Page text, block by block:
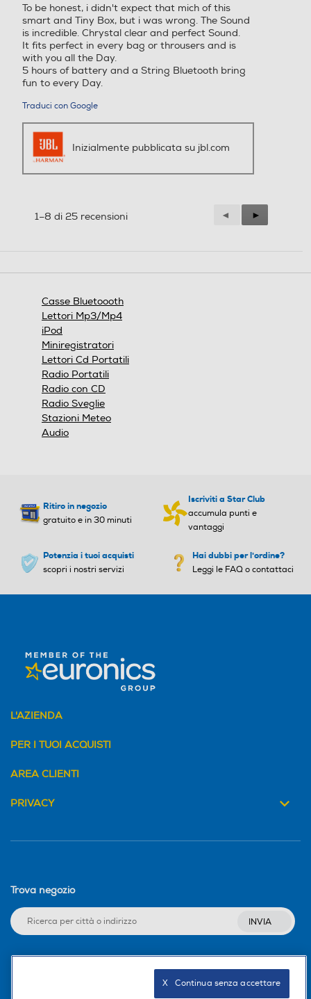
stelle.
To be honest, i didn't expect that mich of this
smart and Tiny Box, but i was wrong. The Sound
is incredible. Chrystal clear and perfect Sound.
It fits perfect in every bag or throusers and is
with you all the Day.
5 hours of battery and a String Bluetooth bring
fun to every Day.
Traduci con Google
Inizialmente pubblicata su jbl.com
1–8 di 25 recensioni
Precedente
Reviews
◄
Successiva
Reviews
►
Casse Bluetoooth
Lettori Mp3/Mp4
iPod
Miniregistratori
Lettori Cd Portatili
Radio Portatili
Radio con CD
Radio Sveglie
Stazioni Meteo
Audio
Ritiro in negozio
gratuito e in 30 minuti
Iscriviti a Star Club
accumula punti e
vantaggi
Potenzia i tuoi acquisti
scopri i nostri servizi
Hai dubbi per l'ordine?
Leggi le FAQ o contattaci
L'AZIENDA
PER I TUOI ACQUISTI
AREA CLIENTI
PRIVACY
Trova negozio
INVIA
X   Continua senza accettare